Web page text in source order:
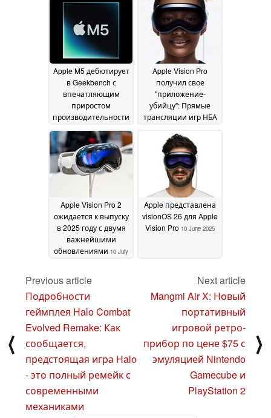
гарнитуру Тима Кука
утверждает утечка -
и вот почему
2026
улучшения
поколения08 March
2026
Apple M5 дебютирует
в Geekbench с
впечатляющим
приростом
производительности
18 October 2025
Apple Vision Pro
получил свое
"приложение-
убийцу": Прямые
трансляции игр НБА
на корт11 October 2025
Apple Vision Pro 2
ожидается к выпуску
в 2025 году с двумя
важнейшими
обновлениями 10 July
Apple представлена
visionOS 26 для Apple
Vision Pro 10 June 2025
⟨
Previous article
Подробности
геймплея Halo Combat
Evolved Remake: Как
сообщается,
предстоящая игра Halo
- это полный ремейк с
современными
механиками
Next article
Mangmi Air X: Новый
портативный
игровой ретро-
прибор по цене $75 с
эмуляцией Nintendo
Gamecube и
PlayStation 2
⟩